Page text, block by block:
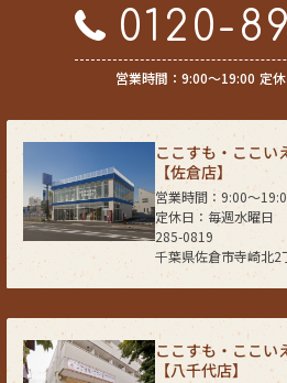
0120-
営業時間：9:00〜19:00 定
ここすも・ここい
【佐倉店】
285-0819
千葉県佐倉市寺崎北2
営業時間：9:00〜
定休日：毎週水曜日
ここすも・ここい
【八千代店】